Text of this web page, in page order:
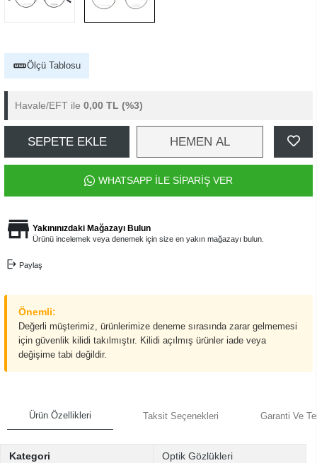
Ölçü Tablosu
Havale/EFT ile 0,00 TL (%3)
SEPETE EKLE HEMEN AL
WHATSAPP İLE SİPARİŞ VER
Yakınınızdaki Mağazayı Bulun
Ürünü incelemek veya denemek için size en yakın mağazayı bulun.
Paylaş
Önemli:
Değerli müşterimiz, ürünlerimize deneme sırasında zarar gelmemesi
için güvenlik kilidi takılmıştır. Kilidi açılmış ürünler iade veya
değişime tabi değildir.
Ürün Özellikleri Taksit Seçenekleri Garanti Ve
Kategori Optik Gözlükleri